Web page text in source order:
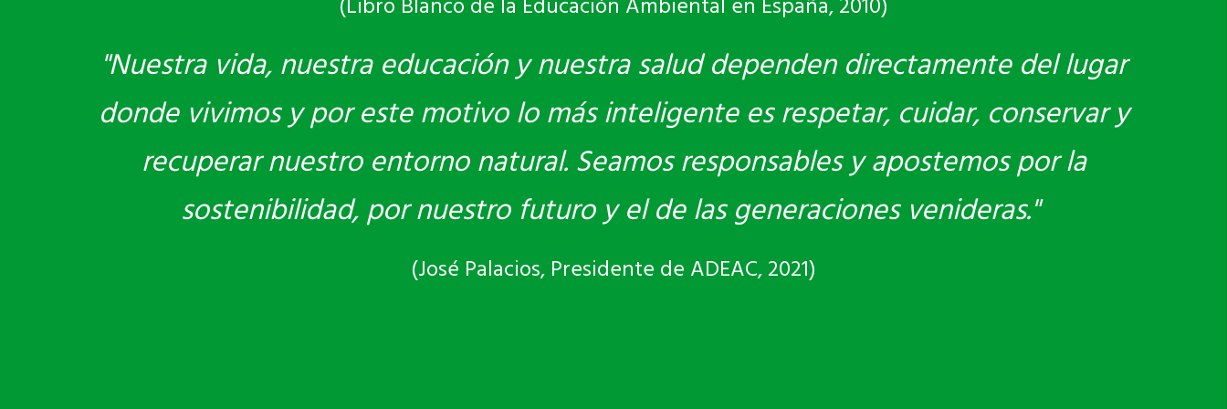
(Libro Blanco de la Educación Ambiental en España, 2010)
"Nuestra vida, nuestra educación y nuestra salud dependen directamente del lugar
donde vivimos y por este motivo lo más inteligente es respetar, cuidar, conservar y
recuperar nuestro entorno natural. Seamos responsables y apostemos por la
sostenibilidad, por nuestro futuro y el de las generaciones venideras."
(José Palacios, Presidente de ADEAC, 2021)